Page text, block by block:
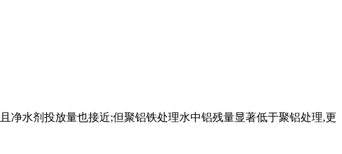
净水剂投放量也接近;但聚铝铁处理水中铝残量显著低于聚铝处理,更